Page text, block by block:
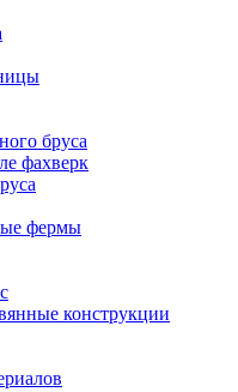
бруса
фахверк
фермы
конструкции